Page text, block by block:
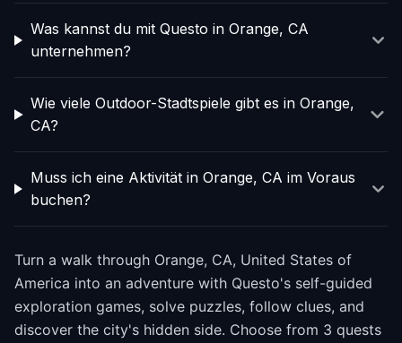
Was kannst du mit Questo in Orange, CA
unternehmen?
Wie viele Outdoor-Stadtspiele gibt es in Orange,
CA?
Muss ich eine Aktivität in Orange, CA im Voraus
buchen?
Turn a walk through Orange, CA, United States of
America into an adventure with Questo's self-guided
exploration games, solve puzzles, follow clues, and
discover the city's hidden side. Choose from 3 quests